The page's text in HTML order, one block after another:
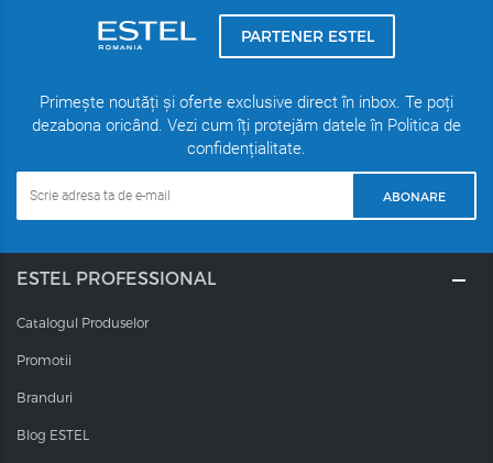
PARTENER ESTEL
Primește noutăți și oferte exclusive direct în inbox. Te poți
dezabona oricând. Vezi cum îți protejăm datele în Politica de
confidențialitate.
ABONARE
ESTEL PROFESSIONAL
Catalogul Produselor
Promotii
Branduri
Blog ESTEL